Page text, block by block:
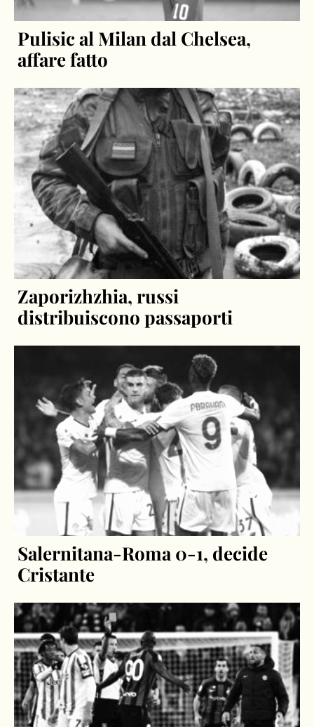
Pulisic al Milan dal Chelsea,
affare fatto
Zaporizhzhia, russi
distribuiscono passaporti
Salernitana-Roma 0-1, decide
Cristante